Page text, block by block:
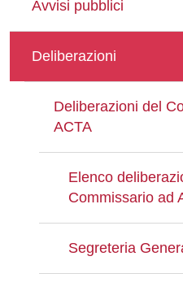
Avvisi pubblici
Deliberazioni
Deliberazioni del
ACTA
Elenco
Commissario ad
Segreteria